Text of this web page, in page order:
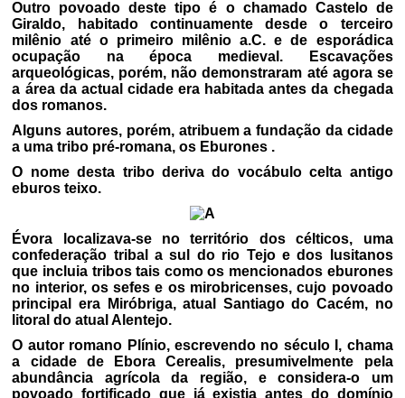
Outro povoado deste tipo é o chamado Castelo de
Giraldo, habitado continuamente desde o terceiro
milênio até o primeiro milênio a.C. e de esporádica
ocupação na época medieval. Escavações
arqueológicas, porém, não demonstraram até agora se
a área da actual cidade era habitada antes da chegada
dos romanos.
Alguns autores, porém, atribuem a fundação da cidade
a uma tribo pré-romana, os Eburones .
O nome desta tribo deriva do vocábulo celta antigo
eburos teixo.
Évora localizava-se no território dos célticos, uma
confederação tribal a sul do rio Tejo e dos lusitanos
que incluia tribos tais como os mencionados eburones
no interior, os sefes e os mirobricenses, cujo povoado
principal era Miróbriga, atual Santiago do Cacém, no
litoral do atual Alentejo.
O autor romano Plínio, escrevendo no século I, chama
a cidade de Ebora Cerealis, presumivelmente pela
abundância agrícola da região, e considera-o um
povoado fortificado que já existia antes do domínio